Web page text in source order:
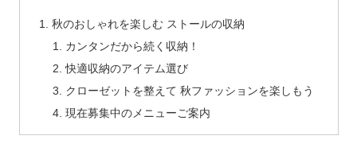
秋のおしゃれを楽しむ ストールの収納
カンタンだから続く収納！
快適収納のアイテム選び
クローゼットを整えて 秋ファッションを楽しもう
現在募集中のメニューご案内